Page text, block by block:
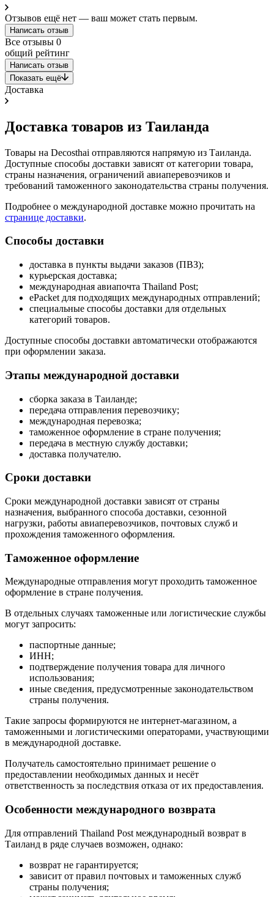
Отзывов ещё нет — ваш может стать первым.
Написать отзыв
Все отзывы 0
общий рейтинг
Написать отзыв
Показать ещё
Доставка
Доставка товаров из Таиланда
Товары на Decosthai отправляются напрямую из Таиланда.
Доступные способы доставки зависят от категории товара,
страны назначения, ограничений авиаперевозчиков и
требований таможенного законодательства страны получения.
Подробнее о международной доставке можно прочитать на
странице доставки.
Способы доставки
доставка в пункты выдачи заказов (ПВЗ);
курьерская доставка;
международная авиапочта Thailand Post;
ePacket для подходящих международных отправлений;
специальные способы доставки для отдельных
категорий товаров.
Доступные способы доставки автоматически отображаются
при оформлении заказа.
Этапы международной доставки
сборка заказа в Таиланде;
передача отправления перевозчику;
международная перевозка;
таможенное оформление в стране получения;
передача в местную службу доставки;
доставка получателю.
Сроки доставки
Сроки международной доставки зависят от страны
назначения, выбранного способа доставки, сезонной
нагрузки, работы авиаперевозчиков, почтовых служб и
прохождения таможенного оформления.
Таможенное оформление
Международные отправления могут проходить таможенное
оформление в стране получения.
В отдельных случаях таможенные или логистические службы
могут запросить:
паспортные данные;
ИНН;
подтверждение получения товара для личного
использования;
иные сведения, предусмотренные законодательством
страны получения.
Такие запросы формируются не интернет-магазином, а
таможенными и логистическими операторами, участвующими
в международной доставке.
Получатель самостоятельно принимает решение о
предоставлении необходимых данных и несёт
ответственность за последствия отказа от их предоставления.
Особенности международного возврата
Для отправлений Thailand Post международный возврат в
Таиланд в ряде случаев возможен, однако:
возврат не гарантируется;
зависит от правил почтовых и таможенных служб
страны получения;